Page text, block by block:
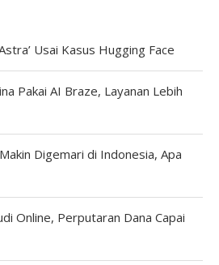
Usai Kasus Hugging Face
Pakai AI Braze, Layanan Lebih
Digemari di Indonesia, Apa
Online, Perputaran Dana Capai